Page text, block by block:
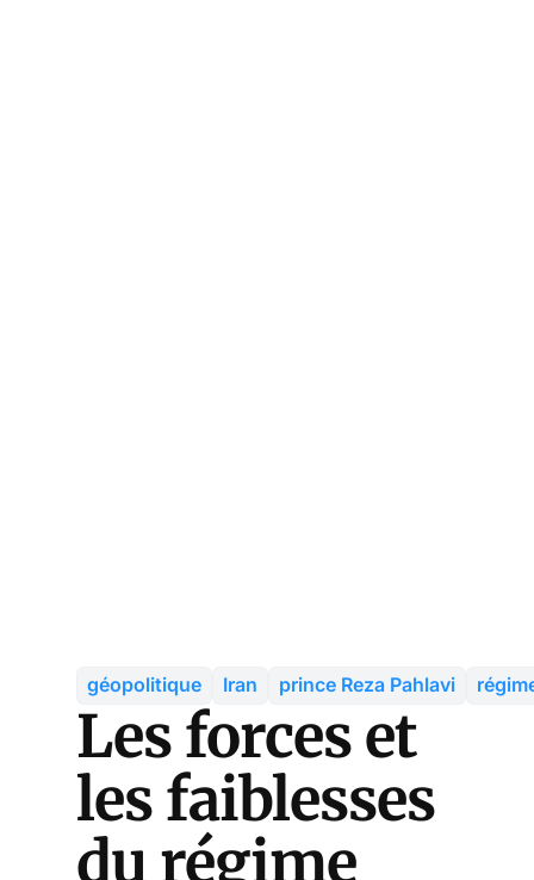
géopolitique Iran prince Reza Pahlavi
Les forces et
les faiblesses
du régime